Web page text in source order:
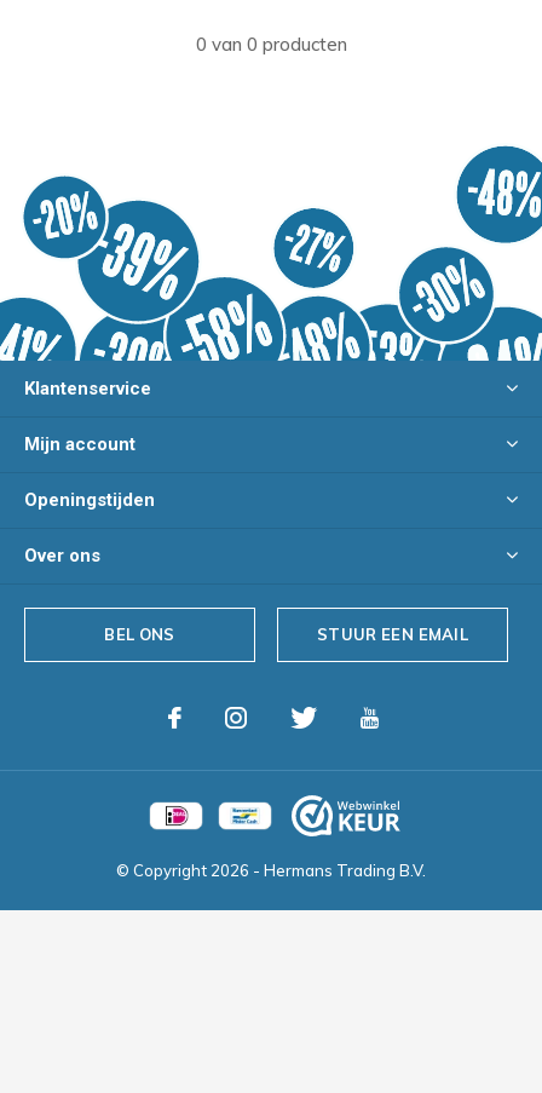
0 van 0 producten
Klantenservice
Mijn account
Openingstijden
Over ons
BEL ONS STUUR EEN EMAIL
© Copyright 2026 - Hermans Trading B.V.